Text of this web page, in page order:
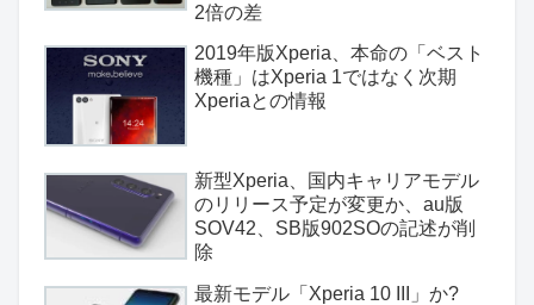
2倍の差
2019年版Xperia、本命の「ベスト
機種」はXperia 1ではなく次期
Xperiaとの情報
新型Xperia、国内キャリアモデル
のリリース予定が変更か、au版
SOV42、SB版902SOの記述が削
除
最新モデル「Xperia 10 III」か?